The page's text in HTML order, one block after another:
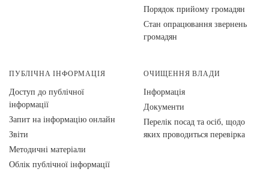
Порядок прийому громадян
Стан опрацювання звернень
громадян
ПУБЛІЧНА ІНФОРМАЦІЯ
Доступ до публічної
інформації
Запит на інформацію онлайн
Звіти
Методичні матеріали
Облік публічної інформації
ОЧИЩЕННЯ ВЛАДИ
Інформація
Документи
Перелік посад та осіб, щодо
яких проводиться перевірка